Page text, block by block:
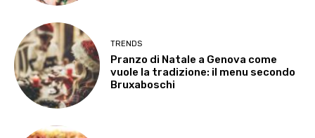
TRENDS
Pranzo di Natale a Genova come
vuole la tradizione: il menu secondo
Bruxaboschi